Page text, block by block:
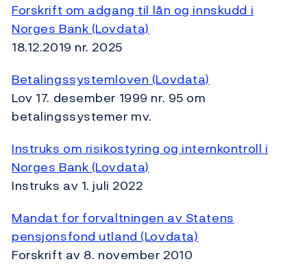
Forskrift om adgang til lån og innskudd i
Norges Bank (Lovdata)
18.12.2019 nr. 2025
Betalingssystemloven (Lovdata)
Lov 17. desember 1999 nr. 95 om
betalingssystemer mv.
Instruks om risikostyring og internkontroll i
Norges Bank (Lovdata)
Instruks av 1. juli 2022
Mandat for forvaltningen av Statens
pensjonsfond utland (Lovdata)
Forskrift av 8. november 2010